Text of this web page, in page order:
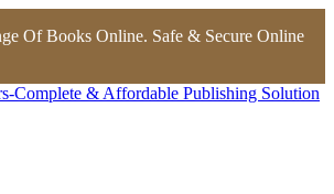
Of Books Online. Safe & Secure Online